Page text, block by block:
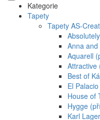
Kategorie
Tapety
Tapety AS-
Anna
Aquarell
Attractive
Best of
El
House of
Hygge
Karl